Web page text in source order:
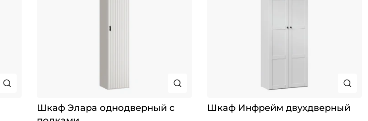
Шкаф Элара однодверный с
Шкаф Инфрейм двухдверный